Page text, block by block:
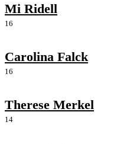
Mi Ridell
16
Carolina Falck
16
Therese Merkel
14